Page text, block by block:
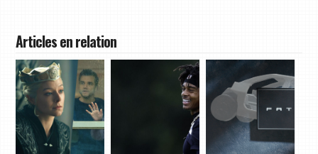
Articles en relation